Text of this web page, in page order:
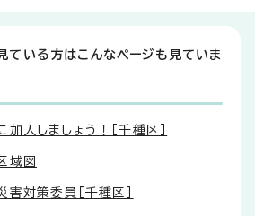
ている方はこんなページも見ていま
加入しましょう！［千種区］
域図
害対策委員［千種区］